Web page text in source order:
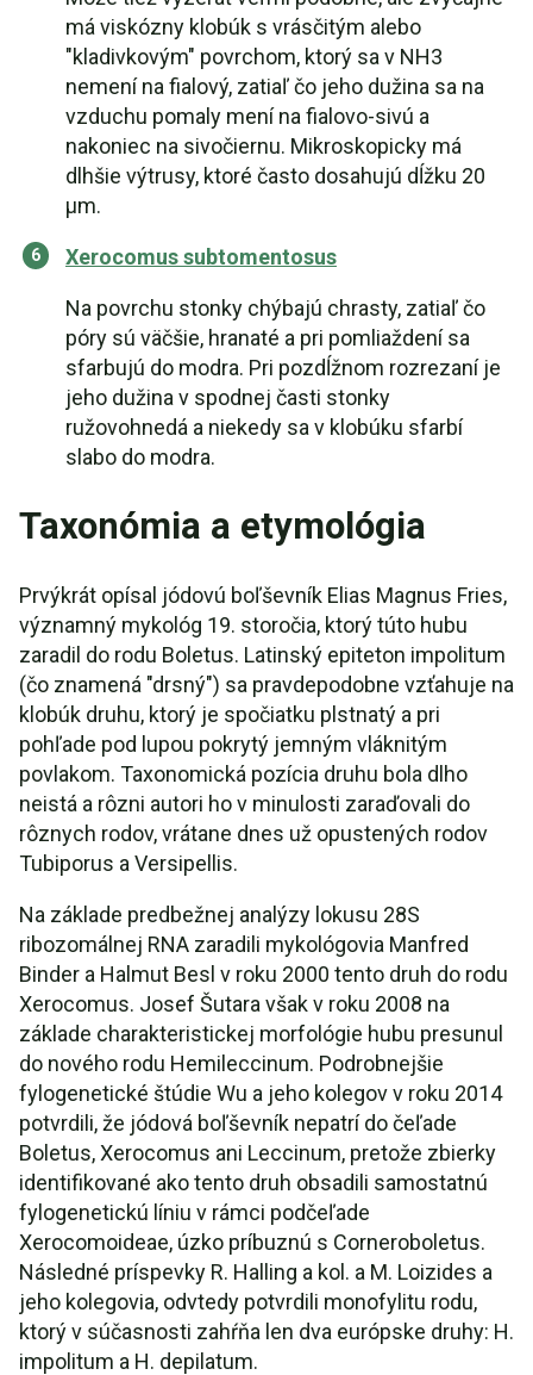
má viskózny klobúk s vrásčitým alebo
"kladivkovým" povrchom, ktorý sa v NH3
nemení na fialový, zatiaľ čo jeho dužina sa na
vzduchu pomaly mení na fialovo-sivú a
nakoniec na sivočiernu. Mikroskopicky má
dlhšie výtrusy, ktoré často dosahujú dĺžku 20
μm.
Xerocomus subtomentosus
Na povrchu stonky chýbajú chrasty, zatiaľ čo
póry sú väčšie, hranaté a pri pomliaždení sa
sfarbujú do modra. Pri pozdĺžnom rozrezaní je
jeho dužina v spodnej časti stonky
ružovohnedá a niekedy sa v klobúku sfarbí
slabo do modra.
Taxonómia a etymológia
Prvýkrát opísal jódovú boľševník Elias Magnus Fries,
významný mykológ 19. storočia, ktorý túto hubu
zaradil do rodu Boletus. Latinský epiteton impolitum
(čo znamená "drsný") sa pravdepodobne vzťahuje na
klobúk druhu, ktorý je spočiatku plstnatý a pri
pohľade pod lupou pokrytý jemným vláknitým
povlakom. Taxonomická pozícia druhu bola dlho
neistá a rôzni autori ho v minulosti zaraďovali do
rôznych rodov, vrátane dnes už opustených rodov
Tubiporus a Versipellis.
Na základe predbežnej analýzy lokusu 28S
ribozomálnej RNA zaradili mykológovia Manfred
Binder a Halmut Besl v roku 2000 tento druh do rodu
Xerocomus. Josef Šutara však v roku 2008 na
základe charakteristickej morfológie hubu presunul
do nového rodu Hemileccinum. Podrobnejšie
fylogenetické štúdie Wu a jeho kolegov v roku 2014
potvrdili, že jódová boľševník nepatrí do čeľade
Boletus, Xerocomus ani Leccinum, pretože zbierky
identifikované ako tento druh obsadili samostatnú
fylogenetickú líniu v rámci podčeľade
Xerocomoideae, úzko príbuznú s Corneroboletus.
Následné príspevky R. Halling a kol. a M. Loizides a
jeho kolegovia, odvtedy potvrdili monofylitu rodu,
ktorý v súčasnosti zahŕňa len dva európske druhy: H.
impolitum a H. depilatum.